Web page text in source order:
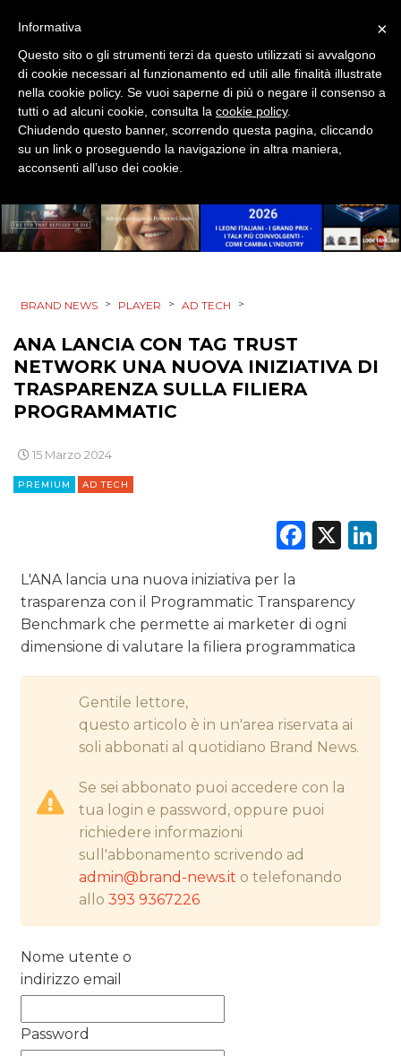
MOBILE
PROMOZIONI
PRODOTTI
PUNTI VENDITA
CSR
CINEMA
DIGITALE
EDITORIA
TV
PREVISIONI/SCENARI
NORMATIVE
CASE HISTORY
OPINIONI
BRAND NEWS > PLAYER > AD TECH >
ANA LANCIA CON TAG TRUST
NETWORK UNA NUOVA INIZIATIVA DI
TRASPARENZA SULLA FILIERA
PROGRAMMATIC
15 Marzo 2024
PREMIUM AD TECH
X
L'ANA lancia una nuova iniziativa per la
trasparenza con il Programmatic Transparency
Benchmark che permette ai marketer di ogni
dimensione di valutare la filiera programmatica
Gentile lettore,
questo articolo è in un'area riservata ai
soli abbonati al quotidiano Brand News.
Se sei abbonato puoi accedere con la
tua login e password, oppure puoi
richiedere informazioni
sull'abbonamento scrivendo ad
admin@brand-news.it o telefonando
allo393 9367226
Nome utente o
indirizzo email
Password
×
Informativa
Questo sito o gli strumenti terzi da questo utilizzati si avvalgono
di cookie necessari al funzionamento ed utili alle finalità illustrate
nella cookie policy. Se vuoi saperne di più o negare il consenso a
tutti o ad alcuni cookie, consulta la cookie policy.
Chiudendo questo banner, scorrendo questa pagina, cliccando
su un link o proseguendo la navigazione in altra maniera,
acconsenti all’uso dei cookie.